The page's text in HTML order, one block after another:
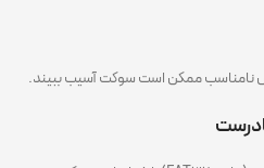
نامناسب ممکن است سوکت آسیب ببیند.